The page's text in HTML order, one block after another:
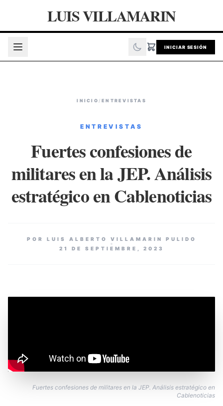
LUIS VILLAMARIN
INICIAR SESIÓN
INICIO / ENTREVISTAS
ENTREVISTAS
Fuertes confesiones de
militares en la JEP. Análisis
estratégico en Cablenoticias
POR LUIS ALBERTO VILLAMARIN PULIDO
21 DE SEPTIEMBRE, 2023
Fuertes confesiones de militares en la JEP. Análisis estratégico en
Cablenoticias